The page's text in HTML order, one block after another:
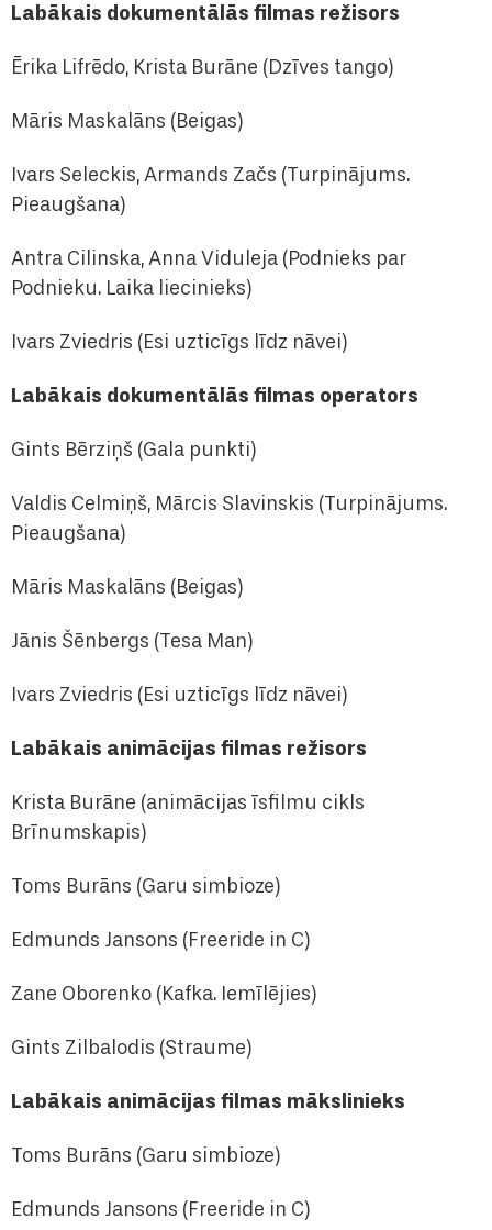
Labākais dokumentālās filmas režisors
Ērika Lifrēdo, Krista Burāne (Dzīves tango)
Māris Maskalāns (Beigas)
Ivars Seleckis, Armands Začs (Turpinājums.
Pieaugšana)
Antra Cilinska, Anna Viduleja (Podnieks par
Podnieku. Laika liecinieks)
Ivars Zviedris (Esi uzticīgs līdz nāvei)
Labākais dokumentālās filmas operators
Gints Bērziņš (Gala punkti)
Valdis Celmiņš, Mārcis Slavinskis (Turpinājums.
Pieaugšana)
Māris Maskalāns (Beigas)
Jānis Šēnbergs (Tesa Man)
Ivars Zviedris (Esi uzticīgs līdz nāvei)
Labākais animācijas filmas režisors
Krista Burāne (animācijas īsfilmu cikls
Brīnumskapis)
Toms Burāns (Garu simbioze)
Edmunds Jansons (Freeride in C)
Zane Oborenko (Kafka. Iemīlējies)
Gints Zilbalodis (Straume)
Labākais animācijas filmas mākslinieks
Toms Burāns (Garu simbioze)
Edmunds Jansons (Freeride in C)